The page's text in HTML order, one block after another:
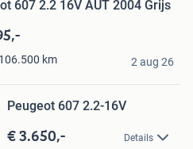
607 2.2 16V AUT 2004 Grijs
106.500 km 2 aug 26
Peugeot 607 2.2-16V
€ 3.650,- Details